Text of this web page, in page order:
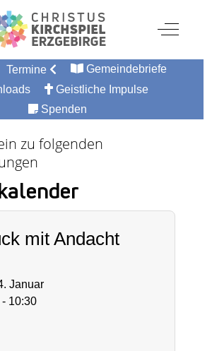
Off-
Termine
Gemeindebriefe
Geistliche Impulse
Spenden
zu folgenden
mit Andacht
Januar
10:30